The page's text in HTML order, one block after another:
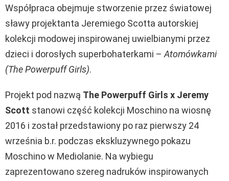
Współpraca obejmuje stworzenie przez światowej
sławy projektanta Jeremiego Scotta autorskiej
kolekcji modowej inspirowanej uwielbianymi przez
dzieci i dorosłych superbohaterkami –Atomówkami
(The Powerpuff Girls).
Projekt pod nazwą The Powerpuff Girls x Jeremy
Scott stanowi część kolekcji Moschino na wiosnę
2016 i został przedstawiony po raz pierwszy 24
września b.r. podczas ekskluzywnego pokazu
Moschino w Mediolanie. Na wybiegu
zaprezentowano szereg nadruków inspirowanych